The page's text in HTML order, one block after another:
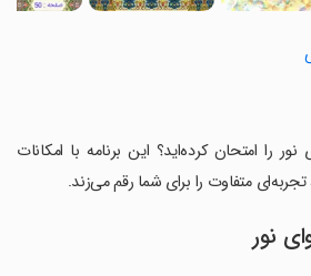
نور را امتحان کرده‌اید؟ این برنامه با امکانات
متفاوت را برای شما رقم می‌زند.
نور